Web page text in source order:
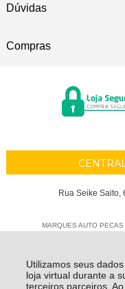
Utilizamos seus
loja virtual durante a
terceiros parceiros.
Dúvidas
Compras
Rua Seike Saito,
MARQUES AUTO